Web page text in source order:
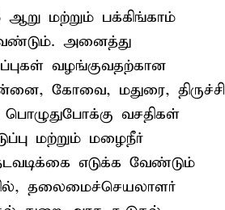
மற்றும் பக்கிங்காம்
அனைத்து
வழங்குவதற்கான
கோவை, மதுரை, திருச்சி
வசதிகள்
மற்றும் மழைநீர்
எடுக்க வேண்டும்
தலைமைச்செயலாளர்